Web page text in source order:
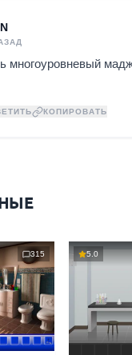
многоуровневый
КОПИРОВАТЬ
315 5.0